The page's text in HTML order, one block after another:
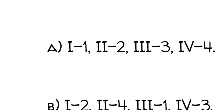
a) I-1, II-2, III-3, IV-4.
b) I-2, II-4, III-1, IV-3.